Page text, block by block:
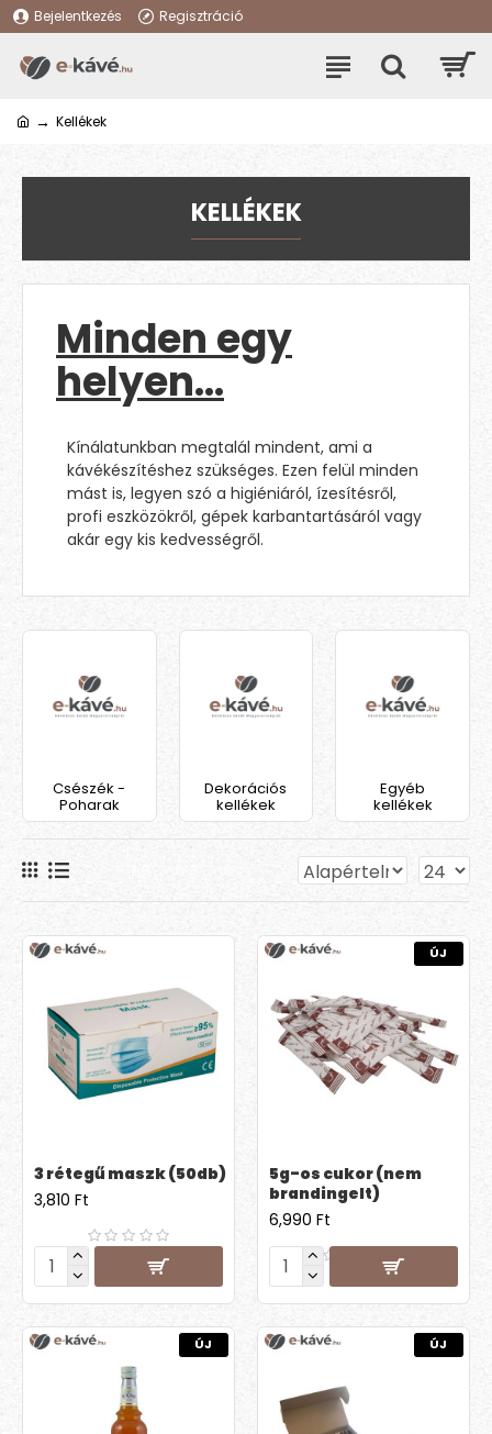
Bejelentkezés Regisztráció
Kellékek
KELLÉKEK
Minden egy
helyen…
Kínálatunkban megtalál mindent, ami a
kávékészítéshez szükséges. Ezen felül minden
mást is, legyen szó a higiéniáról, ízesítésről,
profi eszközökről, gépek karbantartásáról vagy
akár egy kis kedvességről.
Csészék -
Poharak
Dekorációs
kellékek
Egyéb
kellékek
3 rétegű maszk (50db)
3,810 Ft
ÚJ
5g-os cukor (nem
brandingelt)
6,990 Ft
ÚJ ÚJ